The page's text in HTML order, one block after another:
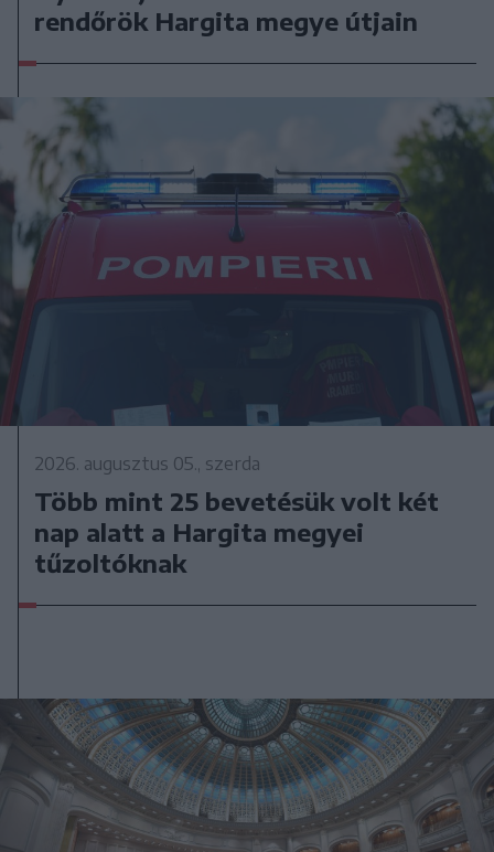
rendőrök Hargita megye útjain
2026. augusztus 05., szerda
Több mint 25 bevetésük volt két
nap alatt a Hargita megyei
tűzoltóknak